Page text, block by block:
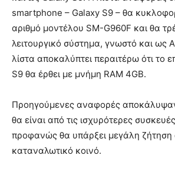
smartphone – Galaxy S9 – θα
αριθμό μοντέλου SM-G960F και θα
λειτουργικό σύστημα, γνωστό και ως
λίστα αποκαλύπτει περαιτέρω ότι το
S9 θα έρθει με μνήμη RAM 4GB.
Προηγούμενες αναφορές
θα είναι από τις ισχυρότερες
προφανώς θα υπάρξει μεγάλη ζήτηση
καταναλωτικό κοινό.